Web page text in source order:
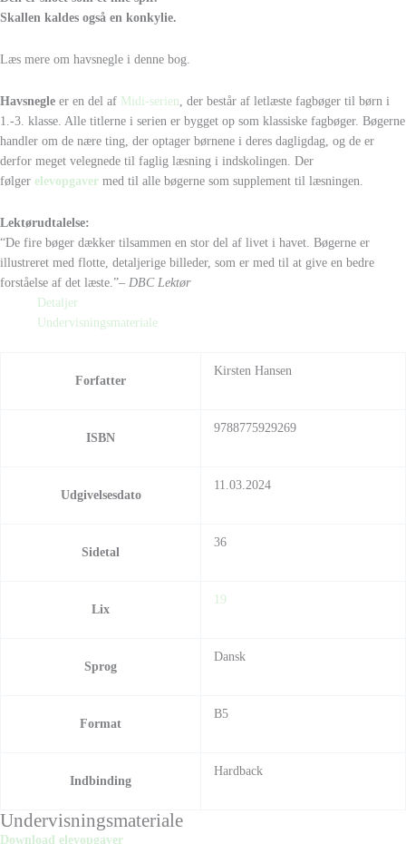
Skallen kaldes også en konkylie.
Læs mere om havsnegle i denne bog.
Havsnegle er en del af Midi-serien, der består af letlæste fagbøger til børn i
1.-3. klasse. Alle titlerne i serien er bygget op som klassiske fagbøger. Bøgerne
handler om de nære ting, der optager børnene i deres dagligdag, og de er
derfor meget velegnede til faglig læsning i indskolingen. Der
følger elevopgaver med til alle bøgerne som supplement til læsningen.
Lektørudtalelse:
“De fire bøger dækker tilsammen en stor del af livet i havet. Bøgerne er
illustreret med flotte, detaljerige billeder, som er med til at give en bedre
forståelse af det læste.”– DBC Lektør
Detaljer
Undervisningsmateriale
Forfatter
Kirsten Hansen
ISBN
9788775929269
Udgivelsesdato
11.03.2024
Sidetal
36
Lix
19
Sprog
Dansk
Format
B5
Indbinding
Hardback
Undervisningsmateriale
Download elevopgaver